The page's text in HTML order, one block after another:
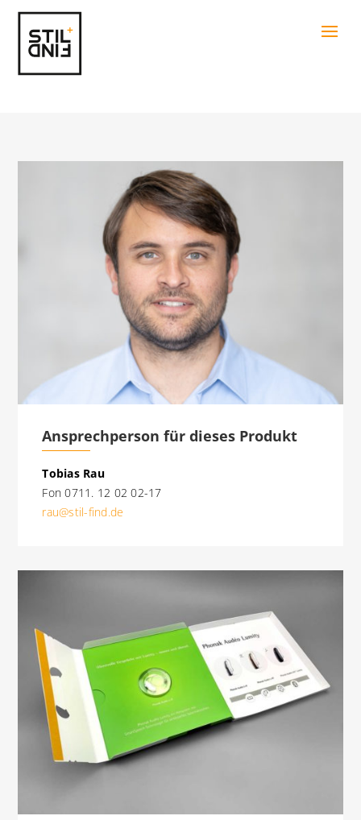
Ansprechperson für dieses Produkt
Tobias Rau
Fon 0711. 12 02 02-17
rau@stil-find.de